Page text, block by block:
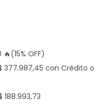
🔥(15% OFF)
377.987,45 con Crédito o
188.993,73